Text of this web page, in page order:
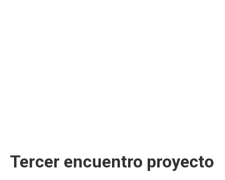
Tercer encuentro proyecto